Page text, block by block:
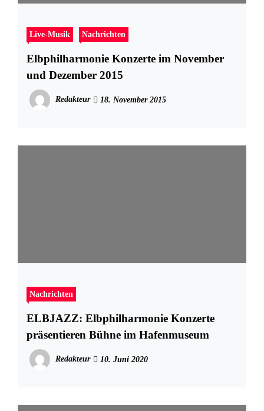
Live-Musik Nachrichten
Elbphilharmonie Konzerte im November
und Dezember 2015
Redakteur 18. November 2015
Nachrichten
ELBJAZZ: Elbphilharmonie Konzerte
präsentieren Bühne im Hafenmuseum
Redakteur 10. Juni 2020